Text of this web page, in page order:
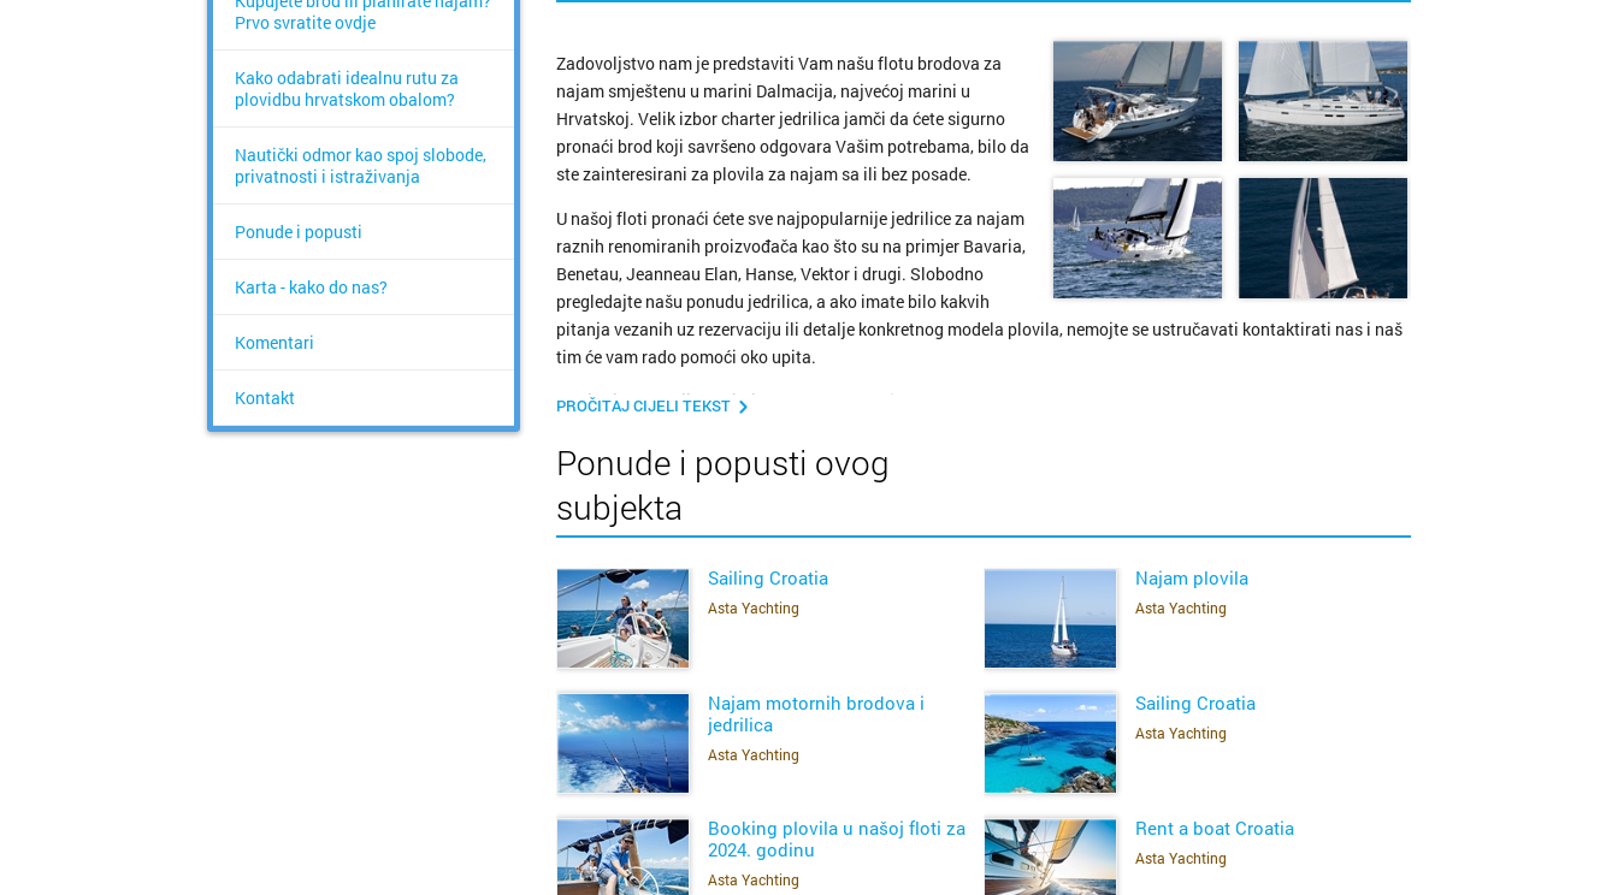
Marija Bistrica
Metković
Nova Gradiška
Novalja
Oroslavje
Osijek
otok Brač
otok Hvar
otok Korčula
otok Krk
otok Pag
Prvo svratite ovdje
Kako odabrati idealnu rutu za
plovidbu hrvatskom obalom?
Nautički odmor kao spoj slobode,
privatnosti i istraživanja
Ponude i popusti
Karta - kako do nas?
Komentari
Kontakt
Zadovoljstvo nam je predstaviti Vam našu flotu brodova za
najam smještenu u marini Dalmacija, najvećoj marini u
Hrvatskoj. Velik izbor charter jedrilica jamči da ćete sigurno
pronaći brod koji savršeno odgovara Vašim potrebama, bilo da
ste zainteresirani za plovila za najam sa ili bez posade.
U našoj floti pronaći ćete sve najpopularnije jedrilice za najam
raznih renomiranih proizvođača kao što su na primjer Bavaria,
Benetau, Jeanneau Elan, Hanse, Vektor i drugi. Slobodno
pregledajte našu ponudu jedrilica, a ako imate bilo kakvih
pitanja vezanih uz rezervaciju ili detalje konkretnog modela plovila, nemojte se ustručavati kontaktirati nas i naš
tim će vam rado pomoći oko upita.
Za više informacija posjetite našu
web stranicu.
PROČITAJ CIJELI TEKST
Ponude i popusti ovog
subjekta
Sailing Croatia
Asta Yachting
SAZNAJ VIŠE
Najam motornih brodova i
jedrilica
Asta Yachting
SAZNAJ VIŠE
Booking plovila u našoj floti za
2024. godinu
Asta Yachting
Najam plovila
Asta Yachting
Sailing Croatia
Asta Yachting
Rent a boat Croatia
Asta Yachting